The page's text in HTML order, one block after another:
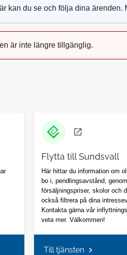
kan du se och följa dina ärenden.
är inte längre tillgänglig.
Flytta till Sundsvall
Här hittar du information om
bo i, pendlingsavstånd,
försäljningspriser, skolor och
också filtrera på dina
Kontakta gärna vår
veta mer. Välkommen!
Till tjänsten